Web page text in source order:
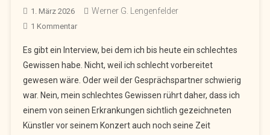
1. März 2026 Werner G. Lengenfelder
1 KommentarZu
Rea
–
Und
Mein
Schlechtes
Gewissen
Es gibt ein Interview, bei dem ich bis heute ein schlechtes
Gewissen habe. Nicht, weil ich schlecht vorbereitet
gewesen wäre. Oder weil der Gesprächspartner schwierig
war. Nein, mein schlechtes Gewissen rührt daher, dass ich
einem von seinen Erkrankungen sichtlich gezeichneten
Künstler vor seinem Konzert auch noch seine Zeit